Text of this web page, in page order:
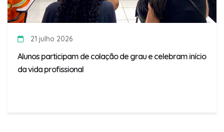
21 julho 2026
Alunos participam de colação de grau e celebram início
da vida profissional